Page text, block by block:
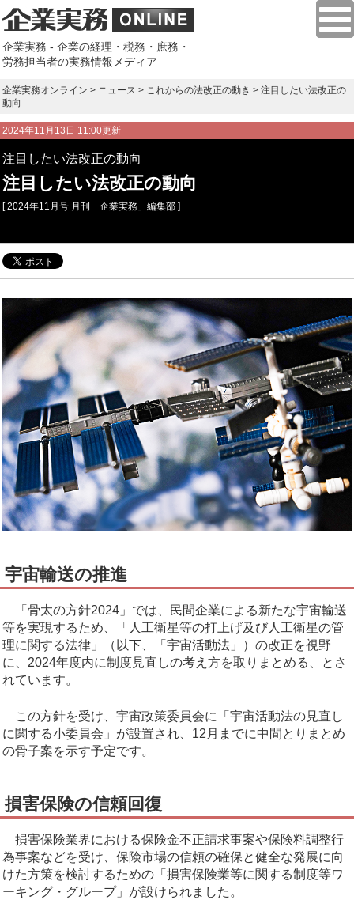
企業実務 - 企業の経理・税務・庶務・
労務担当者の実務情報メディア
企業実務オンライン > ニュース > これからの法改正の動き > 注目したい法改正の
動向
2024年11月13日 11:00更新
注目したい法改正の動向
注目したい法改正の動向
[ 2024年11月号 月刊「企業実務」編集部 ]
宇宙輸送の推進
「骨太の方針2024」では、民間企業による新たな宇宙輸送
等を実現するため、「人工衛星等の打上げ及び人工衛星の管
理に関する法律」（以下、「宇宙活動法」）の改正を視野
に、2024年度内に制度見直しの考え方を取りまとめる、とさ
れています。
この方針を受け、宇宙政策委員会に「宇宙活動法の見直し
に関する小委員会」が設置され、12月までに中間とりまとめ
の骨子案を示す予定です。
損害保険の信頼回復
損害保険業界における保険金不正請求事案や保険料調整行
為事案などを受け、保険市場の信頼の確保と健全な発展に向
けた方策を検討するための「損害保険業等に関する制度等ワ
ーキング・グループ」が設けられました。